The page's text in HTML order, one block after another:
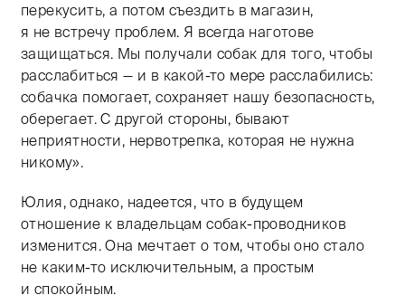
перекусить, а потом съездить в магазин,
я не встречу проблем. Я всегда наготове
защищаться. Мы получали собак для того, чтобы
расслабиться — и в какой-то мере расслабились:
собачка помогает, сохраняет нашу безопасность,
оберегает. С другой стороны, бывают
неприятности, нервотрепка, которая не нужна
никому».
Юлия, однако, надеется, что в будущем
отношение к владельцам собак-проводников
изменится. Она мечтает о том, чтобы оно стало
не каким-то исключительным, а простым
и спокойным.